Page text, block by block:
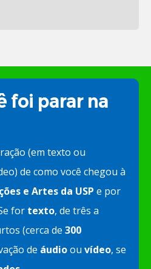
foi parar na
(em texto ou
de como você chegou à
e Artes da USP e por
for texto, de três a
(cerca de 300
de áudioou vídeo, se